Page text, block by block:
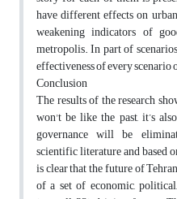
have different effects on
weakening indicators of
metropolis. In part of
effectiveness of every
Conclusion
The results of the research
won't be like the past, it’s
governance will be
scientific literature and
is clear that the future of
of a set of economic,